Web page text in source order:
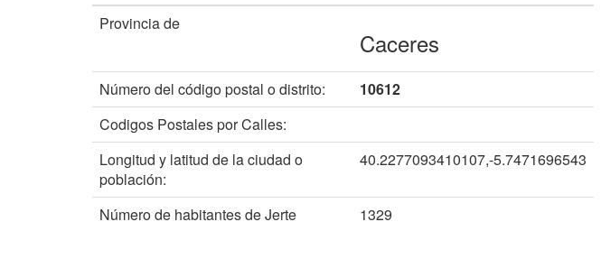
Provincia de
Caceres
Número del código postal o distrito:
10612
Codigos Postales por Calles:
Longitud y latitud de la ciudad o
población:
40.2277093410107,-5.7471696543
Número de habitantes de Jerte 1329